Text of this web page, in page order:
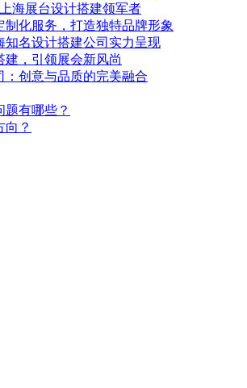
海展台设计搭建领军者
制化服务，打造独特品牌形象
名设计搭建公司实力呈现
，引领展会新风尚
：创意与品质的完美融合
题有哪些？
向？